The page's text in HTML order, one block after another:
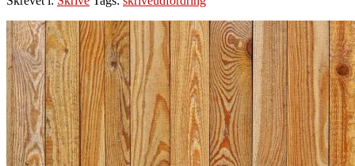
en
god
overskrift